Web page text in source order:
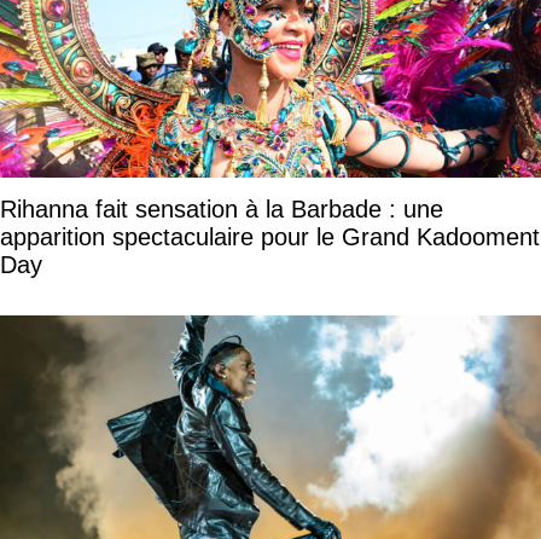
Rihanna fait sensation à la Barbade : une
apparition spectaculaire pour le Grand Kadooment
Day